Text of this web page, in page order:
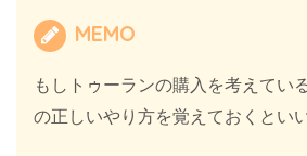
MEMO
もしトゥーランの購入を考えてい
の正しいやり方を覚えておくとい